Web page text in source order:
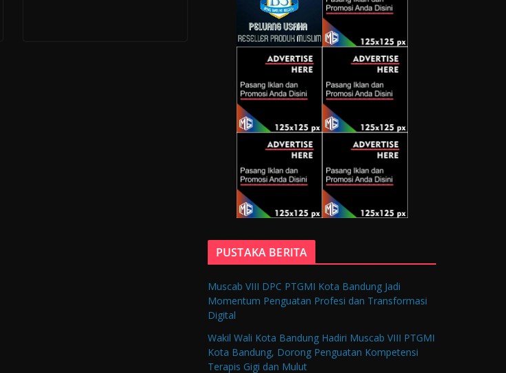
PUSTAKA BERITA
Muscab VIII DPC PTGMI Kota Bandung Jadi
Momentum Penguatan Profesi dan Transformasi
Digital
Wakil Wali Kota Bandung Hadiri Muscab VIII PTGMI
Kota Bandung, Dorong Penguatan Kompetensi
Terapis Gigi dan Mulut